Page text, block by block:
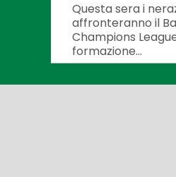
Questa sera i
affronteranno il
Champions
formazione...